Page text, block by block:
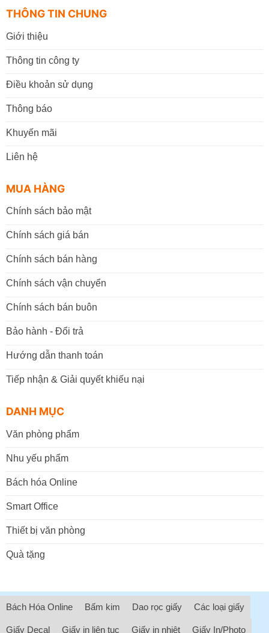
THÔNG TIN CHUNG
Giới thiệu
Thông tin công ty
Điều khoản sử dụng
Thông báo
Khuyến mãi
Liên hệ
MUA HÀNG
Chính sách bảo mật
Chính sách giá bán
Chính sách bán hàng
Chính sách vận chuyển
Chính sách bán buôn
Bảo hành - Đổi trả
Hướng dẫn thanh toán
Tiếp nhận & Giải quyết khiếu nại
DANH MỤC
Văn phòng phẩm
Nhu yếu phẩm
Bách hóa Online
Smart Office
Thiết bị văn phòng
Quà tặng
Bách Hóa Online Bấm kim Dao rọc giấy Các loại giấy
Giấy Decal Giấy in liên tục Giấy in nhiệt Giấy In/Photo